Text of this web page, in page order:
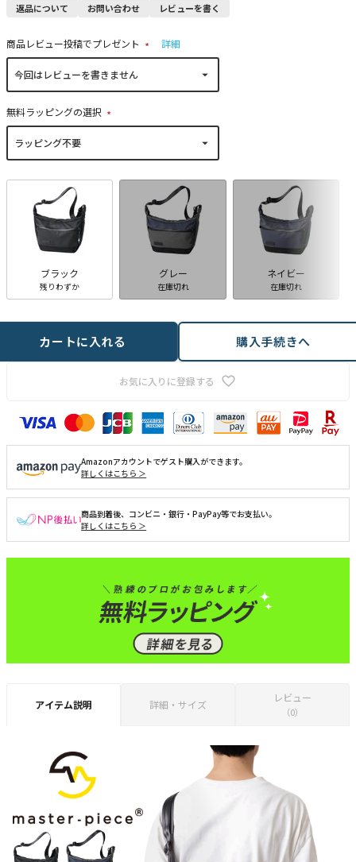
返品について お問い合わせ レビューを書く
商品レビュー投稿でプレゼント
(
詳細
無料ラッピングの選択
(
ブラック
残りわずか
グレー
在庫切れ
ネイビー
在庫切れ
お気に入りに登録する
カートに入れる 購入手続きへ
Amazonアカウントでゲスト購入ができます。
詳しくはこちら ＞
商品到着後、コンビニ・銀行・PayPay等でお支払い。
詳しくはこちら ＞
アイテム説明 詳細・サイズ
レビュー
（0）